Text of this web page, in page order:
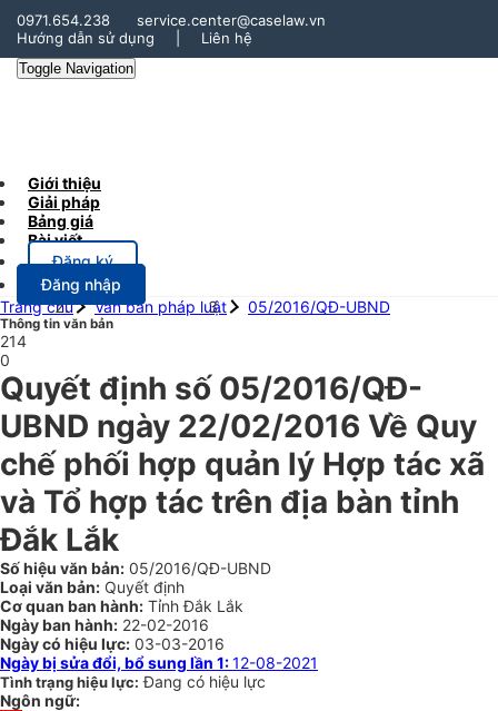
0971.654.238
service.center@caselaw.vn
Hướng dẫn sử dụng
Liên hệ
Toggle Navigation
Giới thiệu
Giải pháp
Bảng giá
Bài viết
Đăng ký
Đăng nhập
Trang chủ
Văn bản pháp luật 05/2016/QĐ-UBND
Thông tin văn bản
214
0
Quyết định số 05/2016/QĐ-
UBND ngày 22/02/2016 Về Quy
chế phối hợp quản lý Hợp tác xã
và Tổ hợp tác trên địa bàn tỉnh
Đắk Lắk
Số hiệu văn bản: 05/2016/QĐ-UBND
Loại văn bản: Quyết định
Cơ quan ban hành: Tỉnh Đắk Lắk
Ngày ban hành: 22-02-2016
Ngày có hiệu lực: 03-03-2016
Ngày bị sửa đổi, bổ sung lần 1:12-08-2021
Tình trạng hiệu lực: Đang có hiệu lực
Ngôn ngữ: